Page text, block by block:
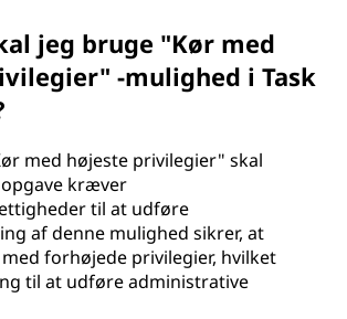
jeg bruge "Kør med
-mulighed i Task
med højeste privilegier" skal
kræver
til at udføre
af denne mulighed sikrer, at
forhøjede privilegier, hvilket
til at udføre administrative